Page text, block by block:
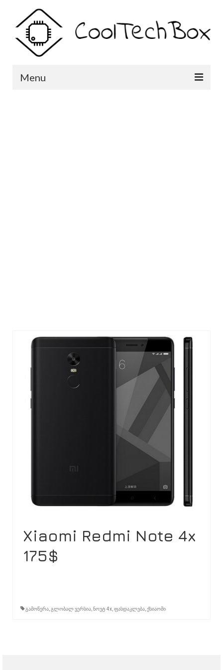
Menu
Xiaomi Redmi Note 4x
175$
გამოწერა,გლობალ ვერსია,ნოუტ 4x,ფასდაკლება,ქსიაომი